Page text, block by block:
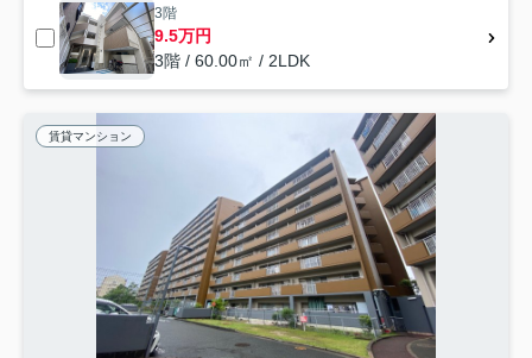
3階
9.5万円
3階 / 60.00㎡ / 2LDK
賃貸マンション